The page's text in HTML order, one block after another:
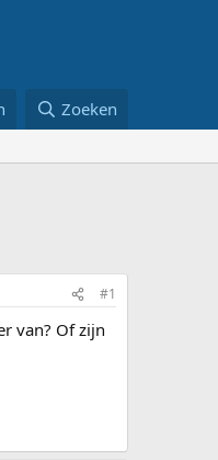
Zoeken
#1
van? Of zijn